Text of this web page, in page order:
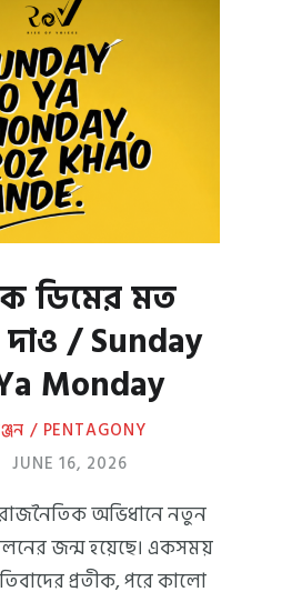
ডিমের মত
/ Sunday
Monday
/ PENTAGONY
JUNE 16, 2026
রাজনৈতিক অভিধানে নতুন
জন্ম হয়েছে। একসময়
প্রতীক, পরে কালো